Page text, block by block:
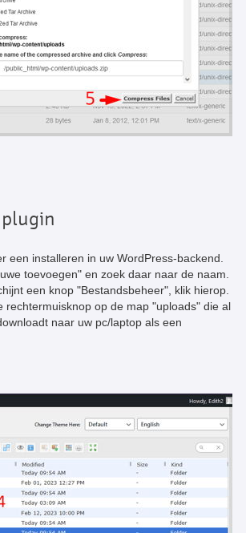
een installeren in uw WordPress-backend.
toevoegen" en zoek daar naar de naam.
een knop "Bestandsbeheer", klik hierop.
op de map "uploads" die al
naar uw pc/laptop als een